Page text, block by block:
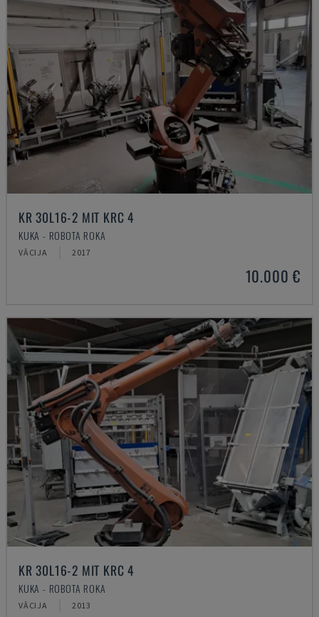
KR 30L16-2 MIT KRC 4
KUKA - ROBOTA ROKA
VĀCIJA 2017
10.000 €
KR 30L16-2 MIT KRC 4
KUKA - ROBOTA ROKA
VĀCIJA 2013